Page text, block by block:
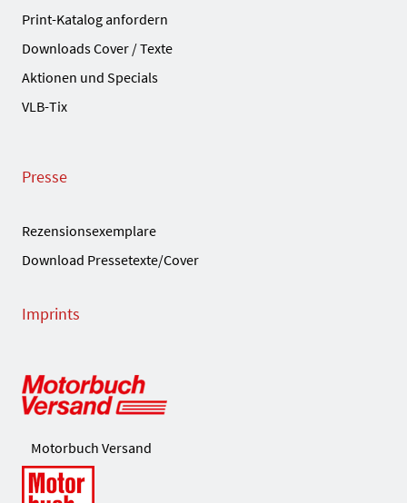
Print-Katalog anfordern
Downloads Cover / Texte
Aktionen und Specials
VLB-Tix
Presse
Rezensionsexemplare
Download Pressetexte/Cover
Imprints
Motorbuch Versand